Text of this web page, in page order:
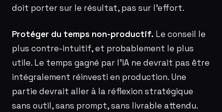
doit porter sur le résultat, pas sur l’effort.
Protéger du temps non-productif. Le conseil le
plus contre-intuitif, et probablement le plus
utile. Le temps gagné par l’IA ne devrait pas être
intégralement réinvesti en production. Une
partie devrait aller à la réflexion stratégique
sans outil, sans prompt, sans livrable attendu.